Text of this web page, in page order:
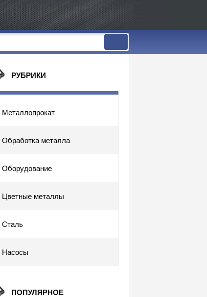
РУБРИКИ
Металлопрокат
Обработка металла
Оборудование
Цветные металлы
Сталь
Насосы
ПОПУЛЯРНОЕ